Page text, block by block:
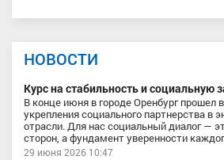
НОВОСТИ
Курс на стабильность и социальную
В конце июня в городе Оренбург прошел
укрепления социального партнерства в
отрасли. Для нас социальный диалог —
сторон, а фундамент уверенности
29 июня 2026 10:47